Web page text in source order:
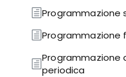
Programmazione
Programmazione
Programmazione
periodica